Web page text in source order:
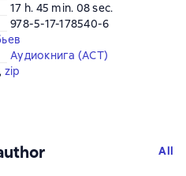
17 h. 45 min. 08 sec.
978-5-17-178540-6
Аудиокнига (АСТ)
, zip
All